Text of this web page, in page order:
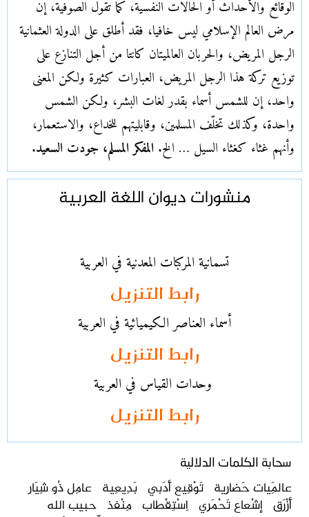
الوقائع والأحداث أو الحالات النفسية، كما تقول الصوفية، إن
مرض العالم الإسلامي ليس خافيا، فقد أطلق على الدولة العثمانية
الرجل المريض، والحربان العالميتان كانتا من أجل التنازع على
توزيع تركة هذا الرجل المريض، العبارات كثيرة ولكن المعنى
واحد، إن للشمس أسماء بقدر لغات البشر، ولكن الشمس
واحدة، وكذلك تخلّف المسلمين، وقابليتهم للخداع، والاستعمار،
وأنهم غثاء كغثاء السيل … الخ. المفكر المسلم، جودت السعيد.
منشورات ديوان اللغة العربية
تسمانية المركبات المعدنية في العربية
رابط التنزيل
أسماء العناصر الكيميائية في العربية
رابط التنزيل
وحدات القياس في العربية
رابط التنزيل
سحابة الكلمات الدلالية
عالَمِيات حَضارِية تَوْقِيع أَدَبي بَدِيعِية عامِل ذُو شِيَار
أَزْرَق إشْعاع تَحْمَرِي اِسْتِقْطاب مِنْفذ حبيب الله